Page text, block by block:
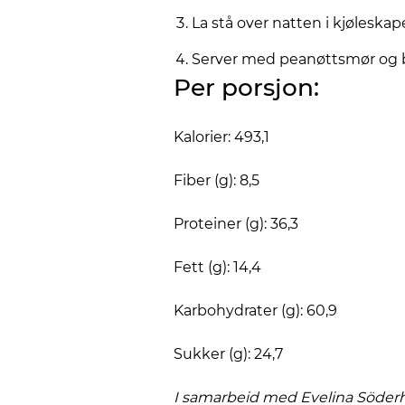
La stå over natten i
Server med peanøttsmør
Per porsjon:
Kalorier: 493,1
Fiber (g): 8,5
Proteiner (g): 36,3
Fett (g): 14,4
Karbohydrater (g): 60,9
Sukker (g): 24,7
I samarbeid med Evelina